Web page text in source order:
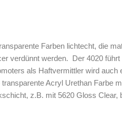
Farben lichtecht, die
verdünnt werden. Der 4020
als Haftvermittler wird
Acryl Urethan Farbe
z.B. mit 5620 Gloss